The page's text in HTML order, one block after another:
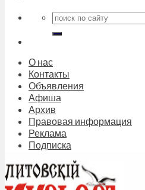
О нас
Контакты
Объявления
Афиша
Архив
Правовая информация
Реклама
Подписка